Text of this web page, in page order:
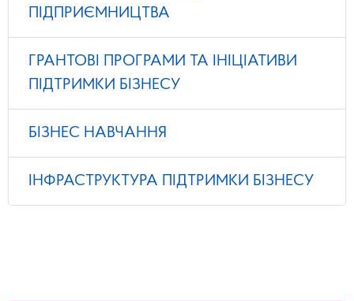
ПІДПРИЄМНИЦТВА
ГРАНТОВІ ПРОГРАМИ ТА ІНІЦІАТИВИ
ПІДТРИМКИ БІЗНЕСУ
БІЗНЕС НАВЧАННЯ
ІНФРАСТРУКТУРА ПІДТРИМКИ БІЗНЕСУ